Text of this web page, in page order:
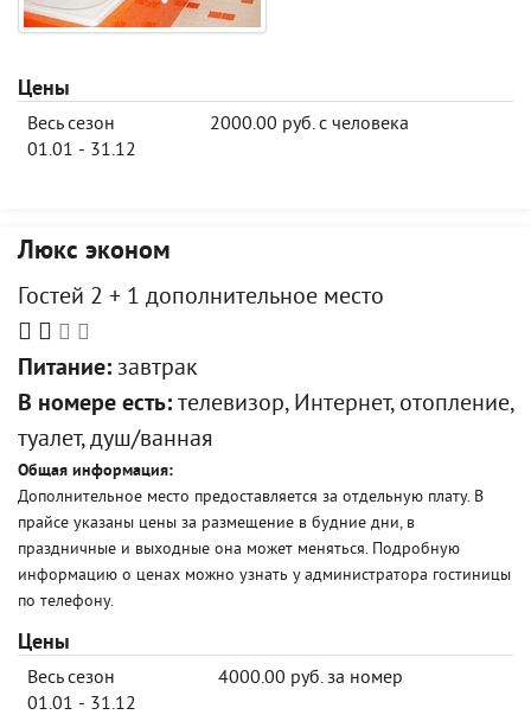
Цены
Весь сезон
01.01 - 31.12
2000.00 руб. с человека
Люкс эконом
Гостей 2 + 1 дополнительное место
Питание: завтрак
В номере есть: телевизор, Интернет, отопление,
туалет, душ/ванная
Общая информация:
Дополнительное место предоставляется за отдельную плату. В
прайсе указаны цены за размещение в будние дни, в
праздничные и выходные она может меняться. Подробную
информацию о ценах можно узнать у администратора гостиницы
по телефону.
Цены
Весь сезон
01.01 - 31.12
4000.00 руб. за номер